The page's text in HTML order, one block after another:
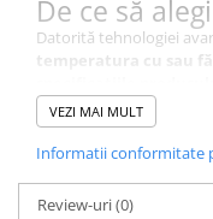
De ce să
Datorită tehnologiei
temperatura cu sau
neomogenitatii de
punctele masurate.
diagnosticare si
Specificații
VEZI MAI MULT
Informatii conformitate
Review-uri(0)